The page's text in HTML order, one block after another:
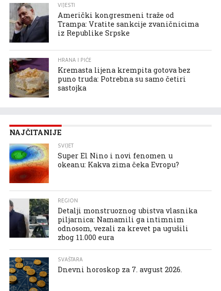
VIJESTI
Američki kongresmeni traže od
Trampa: Vratite sankcije zvaničnicima
iz Republike Srpske
HRANA I PIĆE
Kremasta lijena krempita gotova bez
puno truda: Potrebna su samo četiri
sastojka
NAJČITANIJE
SVIJET
Super El Nino i novi fenomen u
okeanu: Kakva zima čeka Evropu?
REGION
Detalji monstruoznog ubistva vlasnika
piljarnica: Namamili ga intimnim
odnosom, vezali za krevet pa ugušili
zbog 11.000 eura
SVAŠTARA
Dnevni horoskop za 7. avgust 2026.